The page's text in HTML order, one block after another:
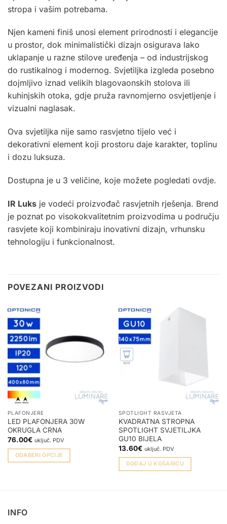
stropa i vašim potrebama.
Njen kameni finiš unosi element prirodnosti i elegancije
u prostor, dok minimalistički dizajn osigurava lako
uklapanje u razne stilove uređenja – od industrijskog
do rustikalnog i modernog. Svjetiljka izgleda posebno
dojmljivo iznad velikih blagovaonskih stolova ili
kuhinjskih otoka, gdje pruža ravnomjerno osvjetljenje i
vizualni naglasak.
Ova svjetiljka nije samo rasvjetno tijelo već i
dekorativni element koji prostoru daje karakter, toplinu
i dozu luksuza.
Dostupna je u 3 veličine, koje možete pogledati ovdje.
IR Luks je vodeći proizvođač rasvjetnih rješenja. Brend
je poznat po visokokvalitetnim proizvodima u području
rasvjete koji kombiniraju inovativni dizajn, vrhunsku
tehnologiju i funkcionalnost.
POVEZANI PROIZVODI
PLAFONJERE
LED PLAFONJERA 30W
OKRUGLA CRNA
76.00€ uključ. PDV
ODABERI OPCIJE
varijanti.
SPOTLIGHT RASVJETA
KVADRATNA STROPNA
SPOTLIGHT SVJETILJKA
GU10 BIJELA
13.60€ uključ. PDV
DODAJ U KOŠARICU
INFO